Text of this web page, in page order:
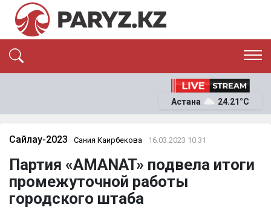
ЭКОНОМИКА
ОҚИҒА
News
Астана 24.21°C
Сайлау-2023 Сания Каирбекова 16.03.2023 10:31
Партия «AMANAT» подвела итоги
промежуточной работы
городского штаба